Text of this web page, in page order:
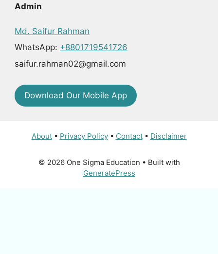
Admin
Md. Saifur Rahman
WhatsApp: +8801719541726
saifur.rahman02@gmail.com
Download Our Mobile App
About• Privacy Policy• Contact• Disclaimer
© 2026 One Sigma Education • Built with
GeneratePress